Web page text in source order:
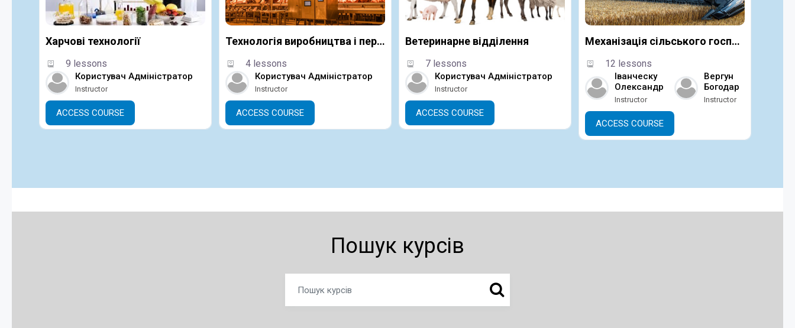
Харчові технології
9 lessons
Користувач Адміністратор
Instructor
ACCESS COURSE
Технологія виробництва і переробки продукції тваринництва
4 lessons
Користувач Адміністратор
Instructor
ACCESS COURSE
Ветеринарне відділення
7 lessons
Користувач Адміністратор
Instructor
ACCESS COURSE
Механізація сільського господарства
12 lessons
Іванческу
Олександр
Instructor
Вергун
Богодар
Instructor
ACCESS COURSE
Пошук курсів
ПОШУК КУРСІВ